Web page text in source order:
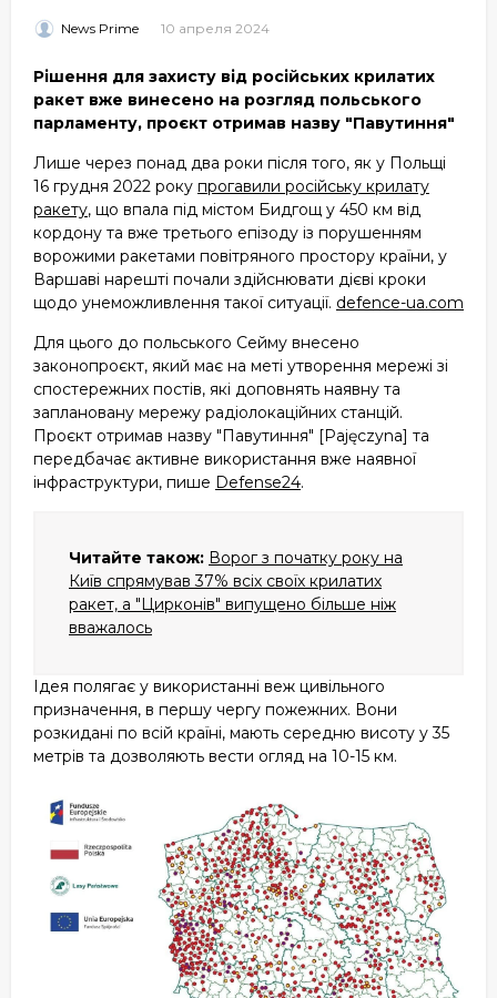
News Prime 10 апреля 2024
Рішення для захисту від російських крилатих
ракет вже винесено на розгляд польського
парламенту, проєкт отримав назву "Павутиння"
Лише через понад два роки після того, як у Польщі
16 грудня 2022 року прогавили російську крилату
ракету, що впала під містом Бидгощ у 450 км від
кордону та вже третього епізоду із порушенням
ворожими ракетами повітряного простору країни, у
Варшаві нарешті почали здійснювати дієві кроки
щодо унеможливлення такої ситуації. defence-ua.com
Для цього до польського Сейму внесено
законопроєкт, який має на меті утворення мережі зі
спостережних постів, які доповнять наявну та
заплановану мережу радіолокаційних станцій.
Проєкт отримав назву "Павутиння" [Pajęczyna] та
передбачає активне використання вже наявної
інфраструктури, пише Defense24.
Читайте також: Ворог з початку року на
Київ спрямував 37% всіх своїх крилатих
ракет, а "Цирконів" випущено більше ніж
вважалось
Ідея полягає у використанні веж цивільного
призначення, в першу чергу пожежних. Вони
розкидані по всій країні, мають середню висоту у 35
метрів та дозволяють вести огляд на 10-15 км.